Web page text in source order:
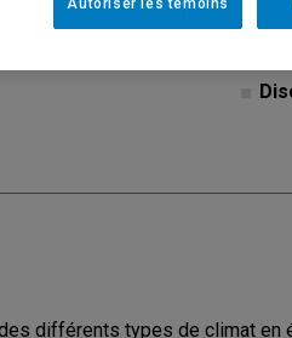
différents types de climat